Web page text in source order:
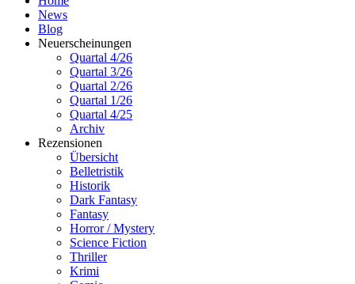
News
Blog
Neuerscheinungen
Quartal 4/26
Quartal 3/26
Quartal 2/26
Quartal 1/26
Quartal 4/25
Archiv
Rezensionen
Übersicht
Belletristik
Historik
Dark Fantasy
Fantasy
Horror / Mystery
Science Fiction
Thriller
Krimi